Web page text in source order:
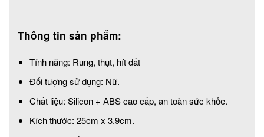
Thông tin sản phẩm:
Tính năng: Rung, thụt, hít đất
Đối tượng sử dụng: Nữ.
Chất liệu: Silicon + ABS cao cấp, an toàn sức khỏe.
Kích thước: 25cm x 3.9cm.